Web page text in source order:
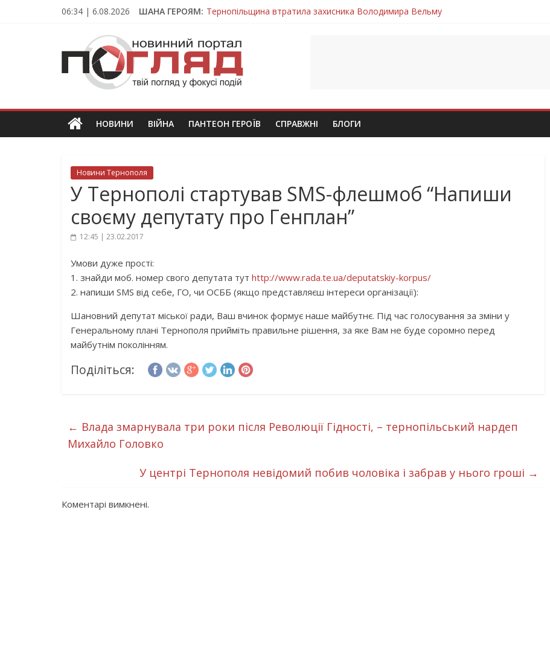
06:34 | 6.08.2026 ШАНА ГЕРОЯМ: Тернопільщина втратила захисника Володимира Вельму
Тернопільщина в скорботі: на щиті повертається воїн Володимир Паламарчук
Під час виконання бойового завдання загинув захисник Юрій Пушкар з
На війні загинув молодий захисник Дмитро Березко з Тернопільщини
ПОГЛЯД
Новини
Тернополя.
новини
та
НОВИНИ ВІЙНА ПАНТЕОН ГЕРОЇВ СПРАВЖНІ БЛОГИ
Новини Тернополя
У Тернополі стартував SMS-флешмоб “Напиши
своєму депутату про Генплан”
12:45 | 23.02.2017
Умови дуже прості:
1. знайди моб. номер свого депутата тут http://www.rada.te.ua/deputatskiy-korpus/
2. напиши SMS від себе, ГО, чи ОСББ (якщо представляєш інтереси організації):
Шановний депутат міської ради, Ваш вчинок формує наше майбутнє. Під час голосування за зміни у
Генеральному плані Тернополя прийміть правильне рішення, за яке Вам не буде соромно перед
майбутнім поколінням.
Поділіться:
← Влада змарнувала три роки після Революції Гідності, – тернопільський нардеп
Михайло Головко
У центрі Тернополя невідомий побив чоловіка і забрав у нього гроші →
Коментарі вимкнені.